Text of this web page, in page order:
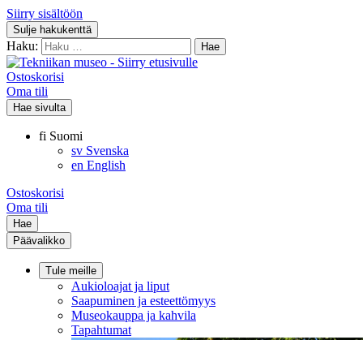
Siirry sisältöön
Sulje hakukenttä
Haku:
Ostoskorisi
Oma tili
Hae sivulta
fi Suomi
sv Svenska
en English
Ostoskorisi
Oma tili
Hae
Päävalikko
Tule meille
Aukioloajat ja liput
Saapuminen ja esteettömyys
Museokauppa ja kahvila
Tapahtumat